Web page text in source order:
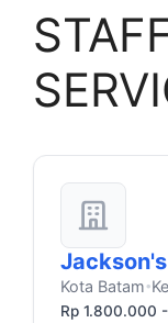
Kota Batam•
Rp 1.800.000